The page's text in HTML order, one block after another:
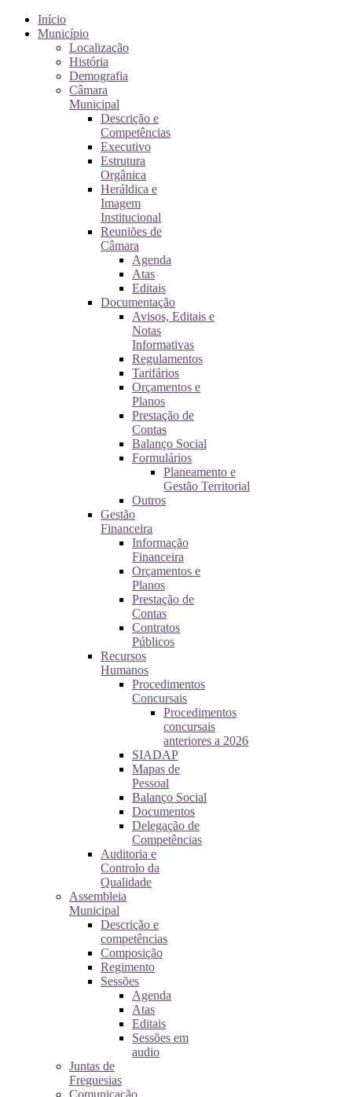
Início
Município
Localização
História
Demografia
Câmara
Municipal
Descrição e
Competências
Executivo
Estrutura
Orgânica
Heráldica e
Imagem
Institucional
Reuniões de
Câmara
Agenda
Atas
Editais
Documentação
Avisos, Editais e
Notas
Informativas
Regulamentos
Tarifários
Orçamentos e
Planos
Prestação de
Contas
Balanço Social
Formulários
Planeamento e
Gestão Territorial
Outros
Gestão
Financeira
Informação
Financeira
Orçamentos e
Planos
Prestação de
Contas
Contratos
Públicos
Recursos
Humanos
Procedimentos
Concursais
Procedimentos
concursais
anteriores a 2026
SIADAP
Mapas de
Pessoal
Balanço Social
Documentos
Delegação de
Competências
Auditoria e
Controlo da
Qualidade
Assembleia
Municipal
Descrição e
competências
Composição
Regimento
Sessões
Agenda
Atas
Editais
Sessões em
audio
Juntas de
Freguesias
Comunicação